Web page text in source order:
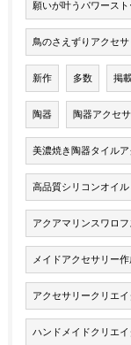
願いが叶うパワースト
鳥のさえずりアクセサ
新作 多数 掲
陶器 陶器アクセ
美濃焼き陶器タイルア
高品質シリコンオイル
アクアマリンスワロフ
メイドアクセサリー作
アクセサリークリエイ
ハンドメイドクリエイ